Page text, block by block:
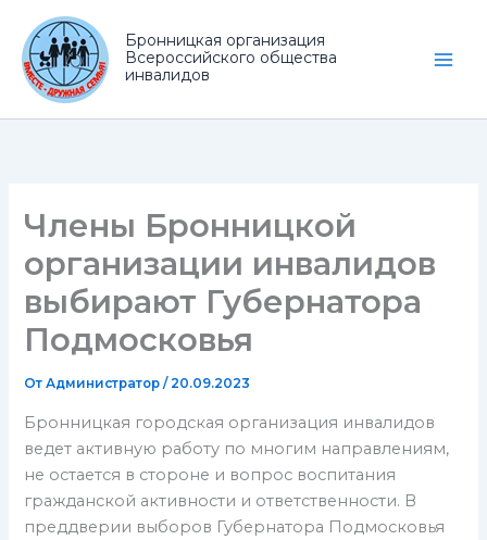
Перейти
содержимому
Бронницкая организация
Всероссийского общества
инвалидов
Члены Бронницкой
организации инвалидов
выбирают Губернатора
Подмосковья
ОтАдминистратор/20.09.2023
Бронницкая городская организация инвалидов
ведет активную работу по многим направлениям,
не остается в стороне и вопрос воспитания
гражданской активности и ответственности. В
преддверии выборов Губернатора Подмосковья